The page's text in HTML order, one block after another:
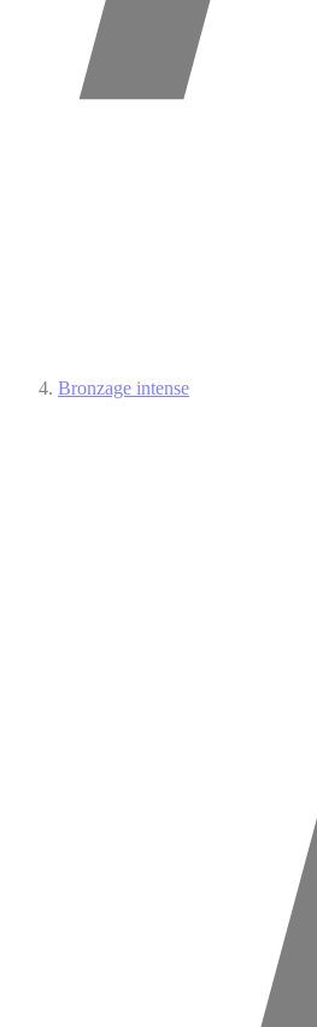
Bronzage intense